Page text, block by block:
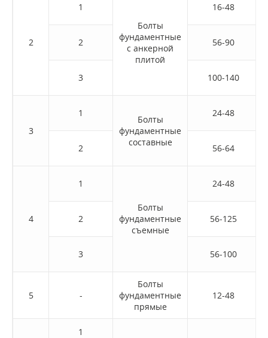
2
1
Болты
фундаментные
с анкерной
плитой
16-48
2 56-90
3 100-140
3
1
Болты
фундаментные
составные
24-48
2 56-64
4
1
Болты
фундаментные
съемные
24-48
2 56-125
3 56-100
5 -
Болты
фундаментные
прямые
12-48
1